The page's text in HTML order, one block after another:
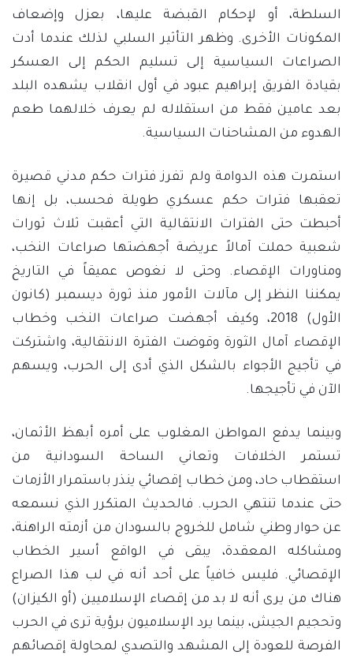
السلطة، أو لإحكام القبضة عليها، بعزل وإضعاف
المكونات الأخرى. وظهر التأثير السلبي لذلك عندما أدت
الصراعات السياسية إلى تسليم الحكم إلى العسكر
بقيادة الفريق إبراهيم عبود في أول انقلاب يشهده البلد
بعد عامين فقط من استقلاله لم يعرف خلالهما طعم
الهدوء من المشاحنات السياسية.
استمرت هذه الدوامة ولم تفرز فترات حكم مدني قصيرة
تعقبها فترات حكم عسكري طويلة فحسب، بل إنها
أحبطت حتى الفترات الانتقالية التي أعقبت ثلاث ثورات
شعبية حملت آمالاً عريضة أجهضتها صراعات النخب،
ومناورات الإقصاء. وحتى لا نغوص عميقاً في التاريخ
يمكننا النظر إلى مآلات الأمور منذ ثورة ديسمبر (كانون
الأول) 2018، وكيف أجهضت صراعات النخب وخطاب
الإقصاء آمال الثورة وقوضت الفترة الانتقالية، واشتركت
في تأجيج الأجواء بالشكل الذي أدى إلى الحرب، ويسهم
الآن في تأجيجها.
وبينما يدفع المواطن المغلوب على أمره أبهظ الأثمان،
تستمر الخلافات وتعاني الساحة السودانية من
استقطاب حاد، ومن خطاب إقصائي ينذر باستمرار الأزمات
حتى عندما تنتهي الحرب. فالحديث المتكرر الذي نسمعه
عن حوار وطني شامل للخروج بالسودان من أزمته الراهنة،
ومشاكله المعقدة، يبقى في الواقع أسير الخطاب
الإقصائي. فليس خافياً على أحد أنه في لب هذا الصراع
هناك من يرى أنه لا بد من إقصاء الإسلاميين (أو الكيزان)
وتحجيم الجيش، بينما يرد الإسلاميون برؤية ترى في الحرب
الفرصة للعودة إلى المشهد والتصدي لمحاولة إقصائهم